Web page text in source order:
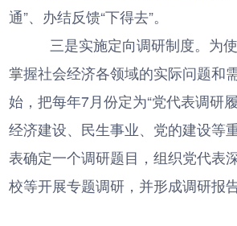
通”、办结反馈“下得去”。
三是实施定向调研制度。为
掌握社会经济各领域的实际问题和
始，把每年7月份定为“党代表调研
经济建设、民生事业、党的建设等
表确定一个调研题目，组织党代表
校等开展专题调研，并形成调研报告